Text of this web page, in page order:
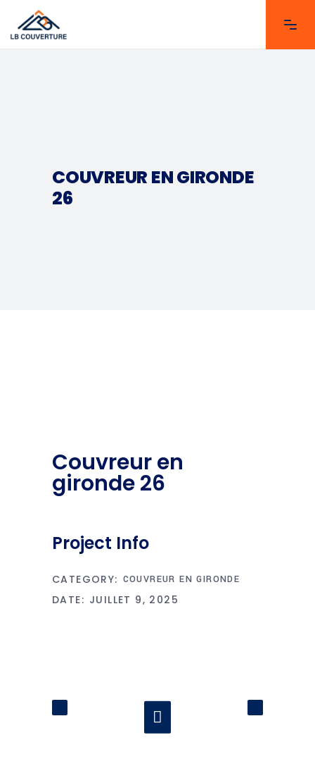
COUVREUR EN GIRONDE
26
Couvreur en
gironde 26
Project Info
CATEGORY: COUVREUR EN GIRONDE
DATE: JUILLET 9, 2025